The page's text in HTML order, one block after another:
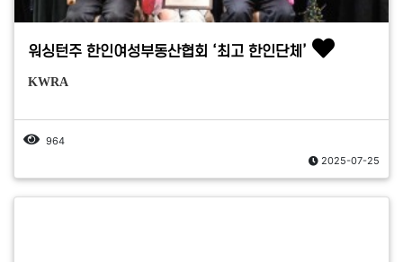
워싱턴주 한인여성부동산협회 ‘최고 한인단체’
KWRA
964
2025-07-25